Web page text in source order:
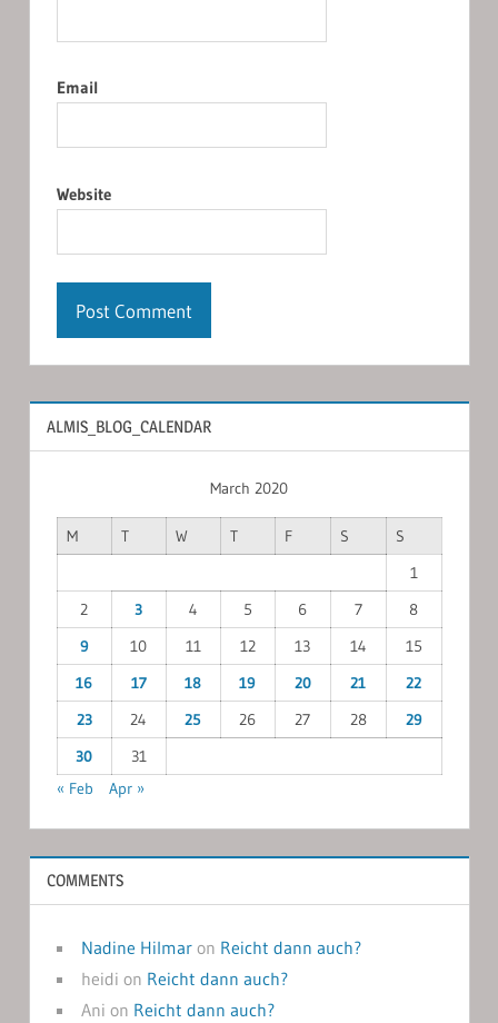
Email
Website
ALMIS_BLOG_CALENDAR
March 2020
M T W T F S
S
1
2
3 4 5 6 7
8
9
10 11 12 13 14
15
16
17 18 19 20 21
22
23
24 25 26 27 28
29
30
31
« Feb
Apr »
COMMENTS
Nadine Hilmaron Reicht dann auch?
heidi on Reicht dann auch?
Ani on Reicht dann auch?